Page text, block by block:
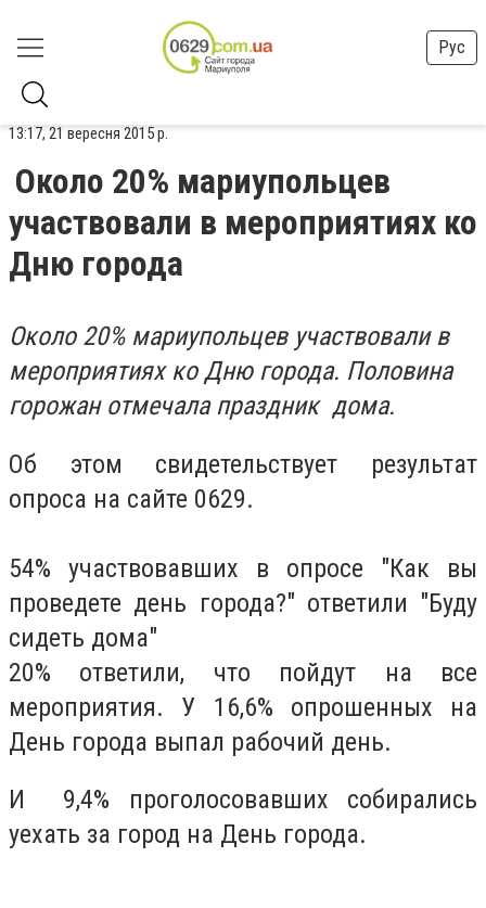
Рус
13:17, 21 вересня 2015 р.
Около 20% мариупольцев
участвовали в мероприятиях ко
Дню города
Около 20% мариупольцев участвовали в
мероприятиях ко Дню города. Половина
горожан отмечала праздник дома.
Об этом свидетельствует результат
опроса на сайте 0629.
54% участвовавших в опросе "Как вы
проведете день города?" ответили "Буду
сидеть дома"
20% ответили, что пойдут на все
мероприятия. У 16,6% опрошенных на
День города выпал рабочий день.
И 9,4% проголосовавших собирались
уехать за город на День города.